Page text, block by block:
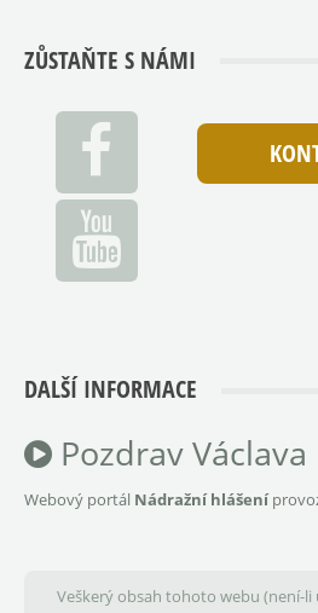
ZŮSTAŇTE S NÁMI
DALŠÍ INFORMACE
Pozdrav
Webový portál Nádražní hlášení
Veškerý obsah tohoto webu (není-